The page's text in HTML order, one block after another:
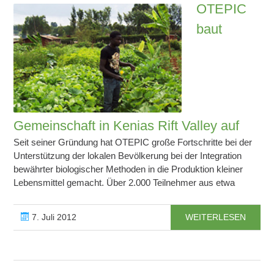
OTEPIC
baut
Gemeinschaft in Kenias Rift Valley auf
Seit seiner Gründung hat OTEPIC große Fortschritte bei der
Unterstützung der lokalen Bevölkerung bei der Integration
bewährter biologischer Methoden in die Produktion kleiner
Lebensmittel gemacht. Über 2.000 Teilnehmer aus etwa
7. Juli 2012 WEITERLESEN